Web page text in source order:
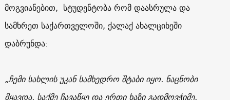
მოგვიანებით, სტუდენტობა რომ დაასრულა და
სამხრეთ საქართველოში, ქალაქ ახალციხეში
დაბრუნდა:
„ჩემი სახლის უკან სამხედრო შტაბი იყო. ნაცნობი
მყავდა. საქმეჩავაწყედა ერთი ხაზი გადმოვჭიმე.